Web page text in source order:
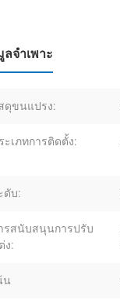
จำเพาะ
ดุขนแปรง:
ะเภทการติดตั้ง:
ดับ:
รสนับสนุนการปรับ
ง:
น